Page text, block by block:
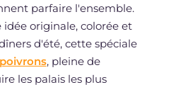
parfaire l'ensemble.
idée originale, colorée et
d'été, cette spéciale
, pleine de
les palais les plus